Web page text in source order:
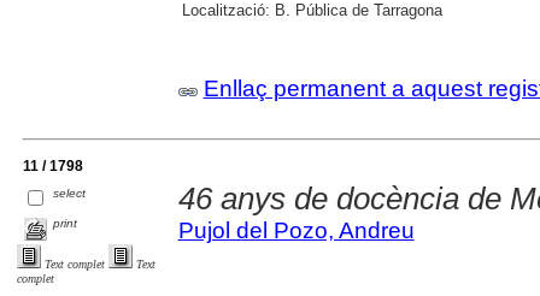
Localització: B. Pública de Tarragona
Enllaç permanent a aquest
11 / 1798
select
print
Text complet
Text
complet
46 anys de docència de
Pujol del Pozo, Andreu